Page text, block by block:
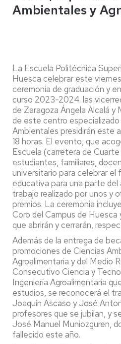
Ambientales y
La Escuela Politécnica
Huesca celebrar este
ceremonia de graduación y
curso 2023-2024. las
de Zaragoza Ángela Alcalá
de este centro especializado
Ambientales presidirán este
18 horas. El evento, que
Escuela (carretera de
estudiantes, familiares,
universitario para celebrar el
educativa para una parte del
trabajo realizado por unos y
premios. La ceremonia
Coro del Campus de Huesca
que abrirán y cerrarán,
Además de la entrega de
promociones de Ciencias
Agroalimentaria y del Medio
Consecutivo Ciencia y
Ingeniería Agroalimentaria
estudios, se reconocerá el
Joaquín Ascaso y José
profesores que se jubilan, y
José Manuel Muniozguren,
fallecido este año.